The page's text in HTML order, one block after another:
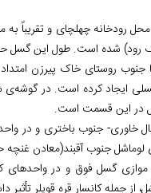
رودخانه چهل‏چای و تقریباً به
است. طول این گسل حدود 20 کیلومتر
روستای افراتخته تا جنوب روستای
ایجاد کرده است. در
در این قسمت است.
خاوری- جنوب باختری و در
لوماشل جنوب آق‏بند(معادن
موازی گسل فوق و در
از جمله کانسار قره قویلر تأثیر